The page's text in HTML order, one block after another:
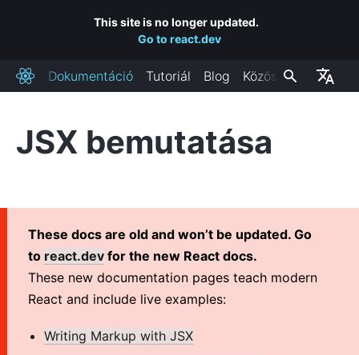
This site is no longer updated.
Go to react.dev
ReactDokumentáció Tutoriál Blog Közösség
JSX bemutatása
These docs are old and won’t be updated. Go
to react.dev for the new React docs.
These new documentation pages teach modern
React and include live examples:
Writing Markup with JSX
TELEPÍTÉS
React hozzáadása egy weblaphoz
Új React alkalmazás készítése
CDN linkek
Kiadási csatornák
1. Helló, világ!